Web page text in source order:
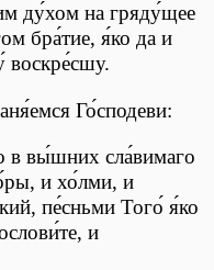
ду́хом на гряду́щее
бра́тие, я́ко да и
воскре́сшу.
Го́сподеви:
в вы́шних сла́вимаго
и хо́лми, и
пе́сньми Того́ я́ко
и